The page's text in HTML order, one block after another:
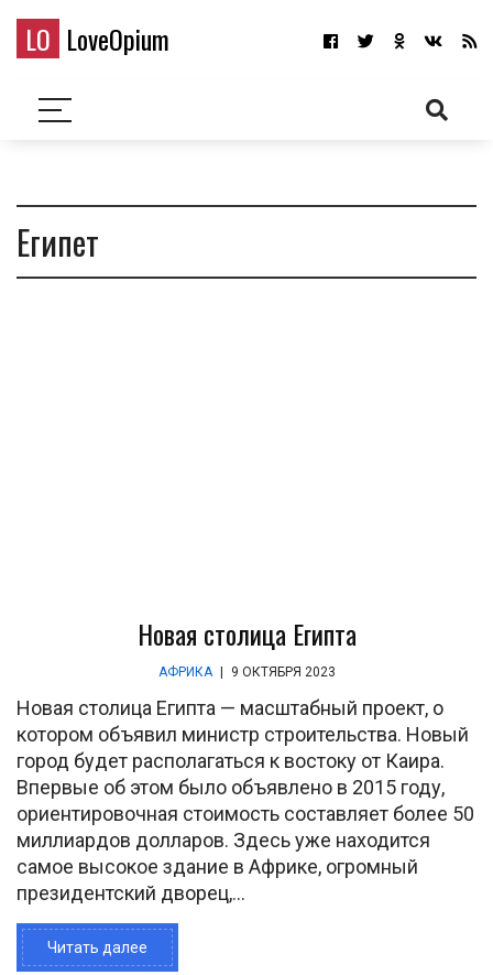
LO LoveOpium
Египет
Новая столица Египта
АФРИКА | 9 ОКТЯБРЯ 2023
Новая столица Египта — масштабный проект, о
котором объявил министр строительства. Новый
город будет располагаться к востоку от Каира.
Впервые об этом было объявлено в 2015 году,
ориентировочная стоимость составляет более 50
миллиардов долларов. Здесь уже находится
самое высокое здание в Африке, огромный
президентский дворец,...
Читать далее